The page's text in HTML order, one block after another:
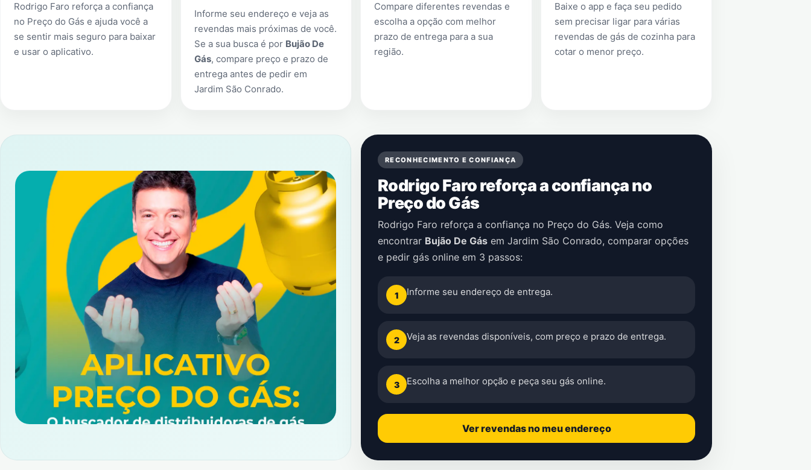
Rodrigo Faro reforça a confiança
no Preço do Gás e ajuda você a
se sentir mais seguro para baixar
e usar o aplicativo.
Informe seu endereço e veja as
revendas mais próximas de você.
Se a sua busca é por Bujão De
Gás, compare preço e prazo de
entrega antes de pedir em
Jardim São Conrado.
Compare diferentes revendas e
escolha a opção com melhor
prazo de entrega para a sua
região.
Baixe o app e faça seu pedido
sem precisar ligar para várias
revendas de gás de cozinha para
cotar o menor preço.
RECONHECIMENTO E CONFIANÇA
Rodrigo Faro reforça a confiança no
Preço do Gás
Rodrigo Faro reforça a confiança no Preço do Gás. Veja como
encontrar Bujão De Gás em Jardim São Conrado, comparar opções
e pedir gás online em 3 passos:
1 Informe seu endereço de entrega.
2 Veja as revendas disponíveis, com preço e prazo de entrega.
3 Escolha a melhor opção e peça seu gás online.
Ver revendas no meu endereço